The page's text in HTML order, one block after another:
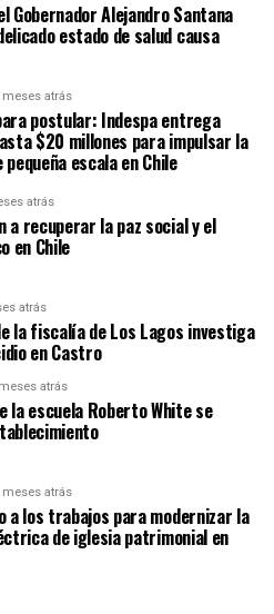
Gobernador Alejandro Santana
estado de salud causa
meses atrás
postular: Indespa entrega
$20 millones para impulsar la
escala en Chile
atrás
a recuperar la paz social y el
en Chile
atrás
la fiscalía de Los Lagos investiga
en Castro
atrás
la escuela Roberto White se
meses atrás
a los trabajos para modernizar la
de iglesia patrimonial en